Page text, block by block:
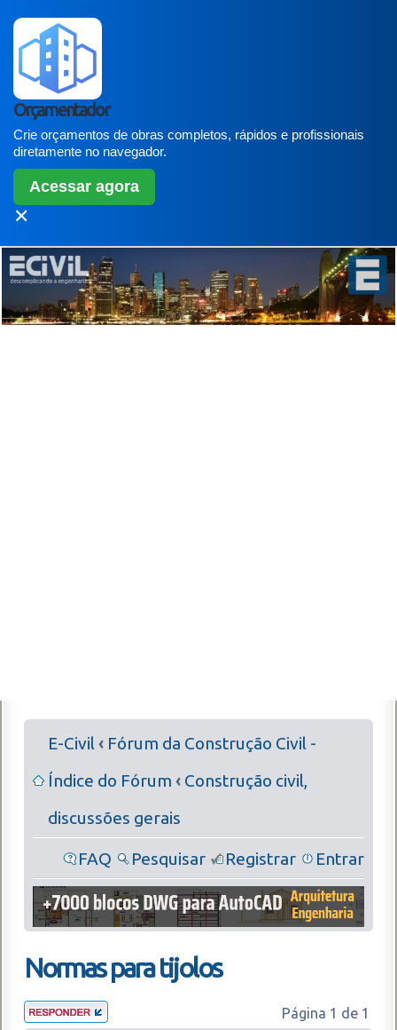
Orçamentador
Crie orçamentos de obras completos, rápidos e profissionais
diretamente no navegador.
Acessar agora
✕
E-Civil‹ Fórum da Construção Civil -
Índice do Fórum ‹ Construção civil,
discussões gerais
FAQ Pesquisar Registrar Entrar
Normas para tijolos
Página 1 de 1